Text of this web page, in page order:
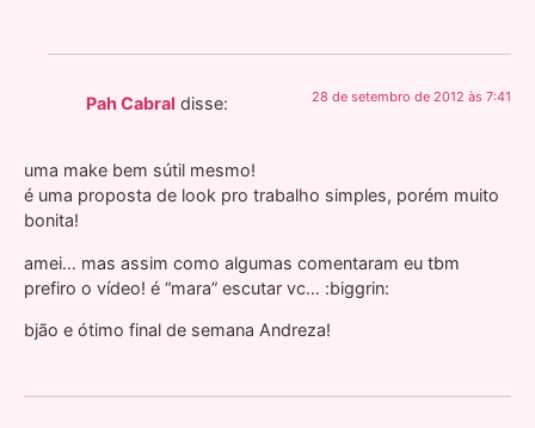
Pah Cabral disse: 28 de setembro de 2012 às 7:41
uma make bem sútil mesmo!
é uma proposta de look pro trabalho simples, porém muito
bonita!
amei… mas assim como algumas comentaram eu tbm
prefiro o vídeo! é “mara” escutar vc… :biggrin:
bjão e ótimo final de semana Andreza!